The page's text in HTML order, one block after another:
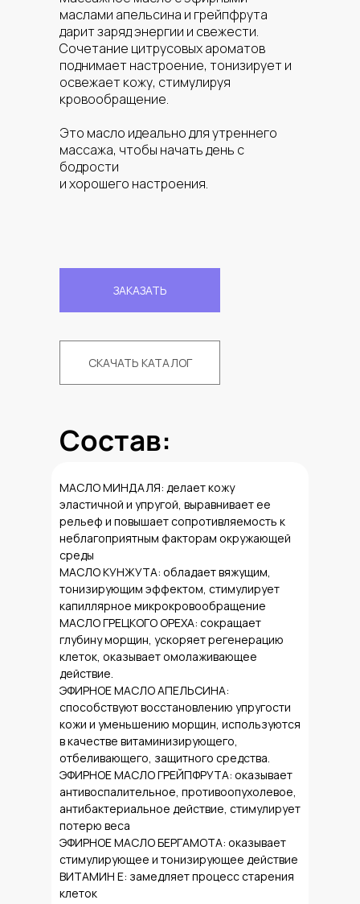
маслами апельсина и грейпфрута
дарит заряд энергии и свежести.
Сочетание цитрусовых ароматов
поднимает настроение, тонизирует и
освежает кожу, стимулируя
кровообращение.
Это масло идеально для утреннего
массажа, чтобы начать день с
бодрости
и хорошего настроения.
СКАЧАТЬ КАТАЛОГ
Состав:
МАСЛО МИНДАЛЯ: делает кожу
эластичной и упругой, выравнивает ее
рельеф и повышает сопротивляемость к
неблагоприятным факторам окружающей
среды
МАСЛО КУНЖУТА: обладает вяжущим,
тонизирующим эффектом, стимулирует
капиллярное микрокровообращение
МАСЛО ГРЕЦКОГО ОРЕХА: сокращает
глубину морщин, ускоряет регенерацию
клеток, оказывает омолаживающее
действие.
ЭФИРНОЕ МАСЛО АПЕЛЬСИНА:
способствуют восстановлению упругости
кожи и уменьшению морщин, используются
в качестве витаминизирующего,
отбеливающего, защитного средства.
ЭФИРНОЕ МАСЛО ГРЕЙПФРУТА: оказывает
антивоспалительное, противоопухолевое,
антибактериальное действие, стимулирует
потерю веса
ЭФИРНОЕ МАСЛО БЕРГАМОТА: оказывает
стимулирующее и тонизирующее действие
ВИТАМИН Е: замедляет процесс старения
клеток
ЗАКАЗАТЬ